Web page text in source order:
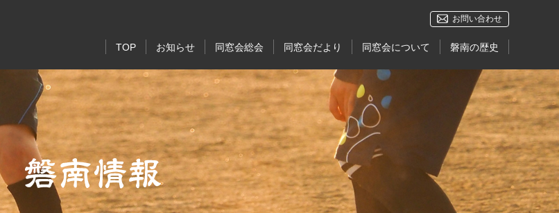
TOP お知らせ
お知らせ
同窓生は今
支部・同期会・OBOG会
磐南情報
同窓会総会 同窓会だより 同窓会について 磐南の歴史
磐田南高校の歴史
見中・磐南 栄光の軌跡
お問い合わせ